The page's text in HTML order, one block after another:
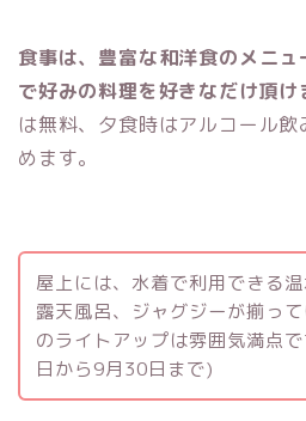
食事は、豊富な和洋食のメニ
で好みの料理を好きなだけ頂け
は無料、夕食時はアルコール
めます。
屋上には、水着で利用できる
露天風呂、ジャグジーが揃っ
のライトアップは雰囲気満点
日から9月30日まで)